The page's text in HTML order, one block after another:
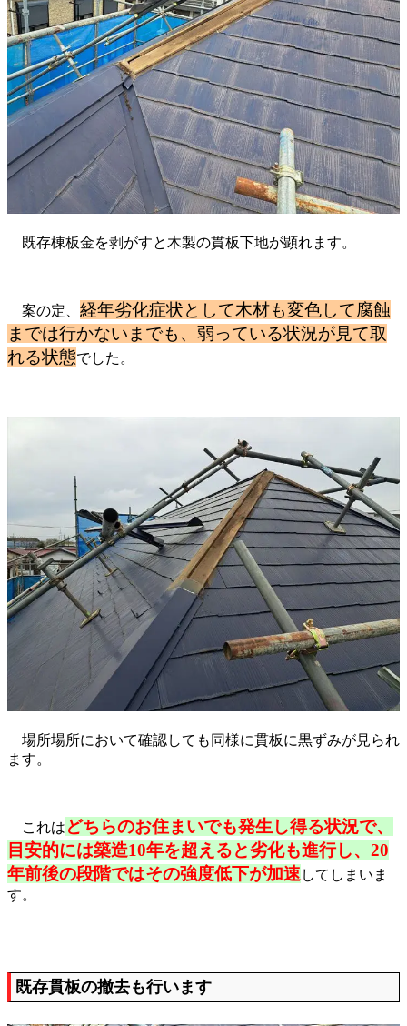
既存棟板金を剥がすと木製の貫板下地が顕れます。
案の定、 経年劣化症状として木材も変色して腐蝕
までは行かないまでも、弱っている状況が見て取
れる状態でした。
場所場所において確認しても同様に貫板に黒ずみが見られ
ます。
これは どちらのお住まいでも発生し得る状況で、
目安的には築造10年を超えると劣化も進行し、20
年前後の段階ではその強度低下が加速 してしまいま
す。
既存貫板の撤去も行います